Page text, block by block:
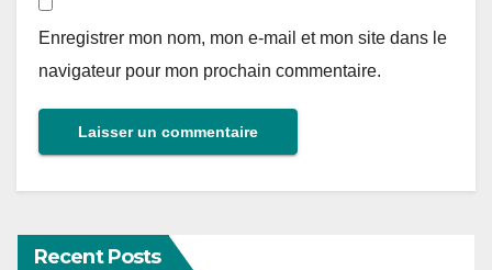
Enregistrer mon nom, mon e-mail et mon site dans le
navigateur pour mon prochain commentaire.
Recent Posts